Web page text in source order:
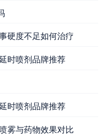
硬度不足如何治疗
时喷剂品牌推荐
时喷剂品牌推荐
雾与药物效果对比